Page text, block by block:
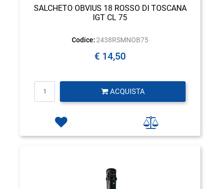
SALCHETO OBVIUS 18 ROSSO DI TOSCANA
IGT CL 75
Codice: 2438RSMNOB75
€ 14,50
ACQUISTA